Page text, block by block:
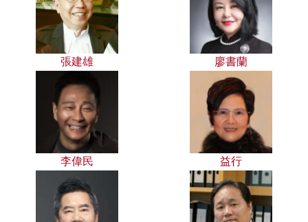
張建雄 廖書蘭
李偉民 益行